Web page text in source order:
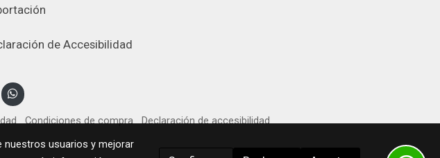
n
de Accesibilidad
Condiciones de compra
Declaración de accesibilidad
nuestros usuarios y mejorar